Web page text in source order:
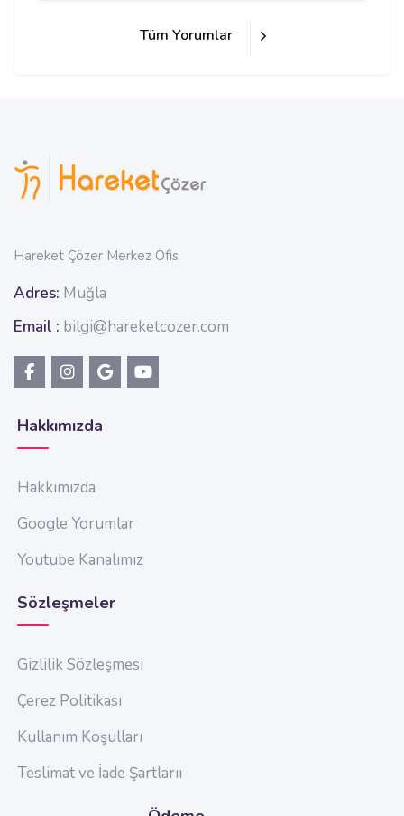
Tüm Yorumlar
Hareket Çözer Merkez Ofis
Adres: Muğla
Email : bilgi@hareketcozer.com
Hakkımızda
Hakkımızda
Google Yorumlar
Youtube Kanalımız
Sözleşmeler
Gizlilik Sözleşmesi
Çerez Politikası
Kullanım Koşulları
Teslimat ve İade Şartlarıı